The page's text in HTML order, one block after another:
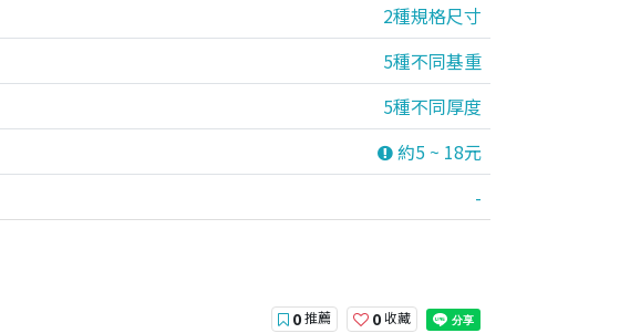
2種規格尺寸
5種不同基重
5種不同厚度
約5 ~ 18元
-
0推薦 0 收藏